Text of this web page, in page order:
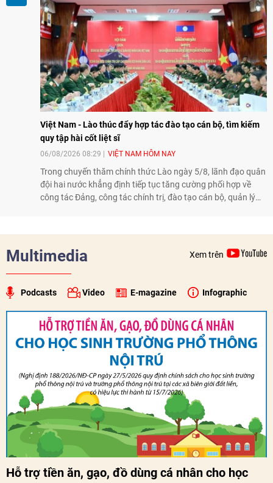
hướng tới thúc đẩy chuyển đổi số, hiện đại hóa nông nghiệp
và mở rộng hợp tác phát triển giữa hai nước.
Việt Nam - Lào thúc đẩy hợp tác đào tạo cán bộ, tìm kiếm
quy tập hài cốt liệt sĩ
06/08/2026 08:29 VIỆT NAM HÔM NAY
Trong chuyến thăm chính thức Lào ngày 5/8, lãnh đạo quân
đội hai nước khẳng định tiếp tục tăng cường phối hợp về
công tác Đảng, công tác chính trị, đào tạo cán bộ, quản lý
Multimedia Xem trên
Podcasts Video E-magazine Infographic
Hỗ trợ tiền ăn, gạo, đồ dùng cá nhân cho học